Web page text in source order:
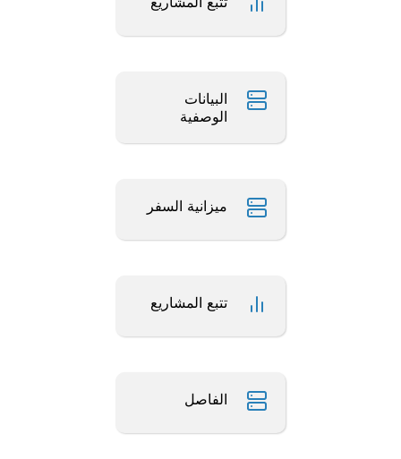
البيانات
الوصفية
ميزانية السفر
تتبع المشاريع
الفاصل